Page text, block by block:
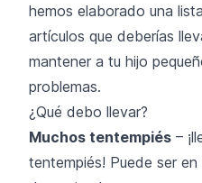
hemos elaborado una
artículos que deberías
mantener a tu hijo
problemas.
¿Qué debo llevar?
Muchos tentempiés –
tentempiés! Puede ser